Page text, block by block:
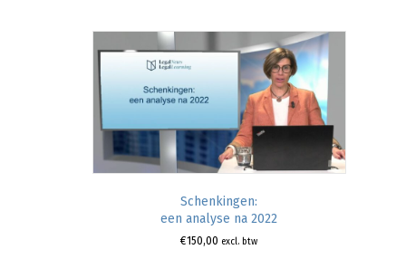
Schenkingen:
een analyse na 2022
€150,00 excl. btw